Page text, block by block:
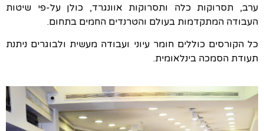
ערב, תסרוקות כלה ותסרוקות אוונגרד, כולן על-פי שיטות
העבודה המתקדמות בעולם והטרנדים החמים בתחום.
כל הקורסים כוללים חומר עיוני ועבודה מעשית ולבוגרים ניתנת
תעודת הסמכה בינלאומית.